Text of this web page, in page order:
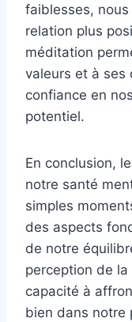
faiblesses,
relation plus
méditation
valeurs et à ses
confiance en
potentiel.
En conclusion,
notre santé
simples
des aspects
de notre
perception de
capacité à
bien dans notre